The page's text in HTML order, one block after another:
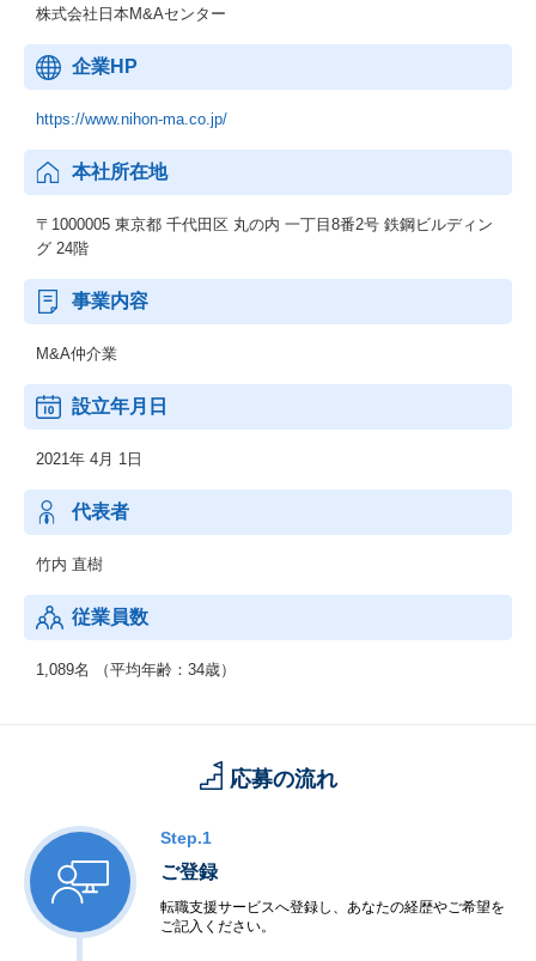
株式会社日本M&Aセンター
企業HP
https://www.nihon-ma.co.jp/
本社所在地
〒1000005 東京都 千代田区 丸の内 一丁目8番2号 鉄鋼ビルディン
グ 24階
事業内容
M&A仲介業
設立年月日
2021年 4月 1日
代表者
竹内 直樹
従業員数
1,089名 （平均年齢：34歳）
応募の流れ
Step.1
ご登録
転職支援サービスへ登録し、あなたの経歴やご希望を
ご記入ください。